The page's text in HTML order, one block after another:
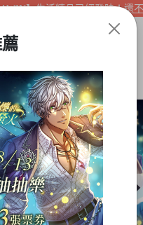
】生活精品已經登陸！還不快